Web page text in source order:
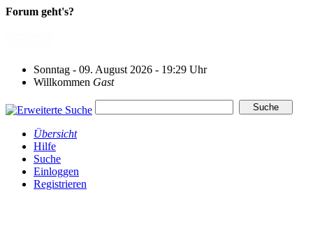
Forum geht's?
Sonntag - 09. August 2026 - 19:29 Uhr
Willkommen Gast
Übersicht
Hilfe
Suche
Einloggen
Registrieren